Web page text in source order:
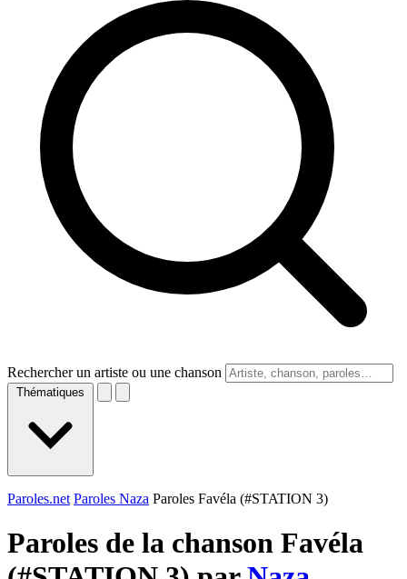
Rechercher un artiste ou une chanson
Thématiques
Paroles.net Paroles Naza Paroles Favéla (#STATION 3)
Paroles de la chanson Favéla